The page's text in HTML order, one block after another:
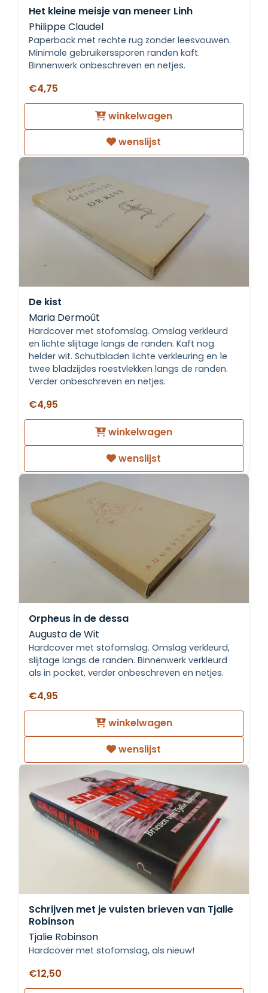
Het kleine meisje van meneer Linh
Philippe Claudel
Paperback met rechte rug zonder leesvouwen.
Minimale gebruikerssporen randen kaft.
Binnenwerk onbeschreven en netjes.
€4,75
winkelwagen
wenslijst
De kist
Maria Dermoût
Hardcover met stofomslag. Omslag verkleurd
en lichte slijtage langs de randen. Kaft nog
helder wit. Schutbladen lichte verkleuring en 1e
twee bladzijdes roestvlekken langs de randen.
Verder onbeschreven en netjes.
€4,95
winkelwagen
wenslijst
Orpheus in de dessa
Augusta de Wit
Hardcover met stofomslag. Omslag verkleurd,
slijtage langs de randen. Binnenwerk verkleurd
als in pocket, verder onbeschreven en netjes.
€4,95
winkelwagen
wenslijst
Schrijven met je vuisten brieven van Tjalie
Robinson
Tjalie Robinson
Hardcover met stofomslag, als nieuw!
€12,50